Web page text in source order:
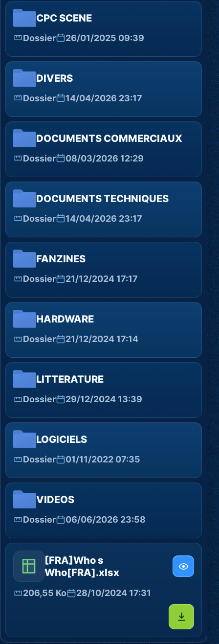
CPC SCENE
Dossier 26/01/2025 09:39
DIVERS
Dossier 14/04/2026 23:17
DOCUMENTS COMMERCIAUX
Dossier 08/03/2026 12:29
DOCUMENTS TECHNIQUES
Dossier 14/04/2026 23:17
FANZINES
Dossier 21/12/2024 17:17
HARDWARE
Dossier 21/12/2024 17:14
LITTERATURE
Dossier 29/12/2024 13:39
LOGICIELS
Dossier 01/11/2022 07:35
VIDEOS
Dossier 06/06/2026 23:58
[FRA]Who s
Who[FRA].xlsx
206,55 Ko 28/10/2024 17:31